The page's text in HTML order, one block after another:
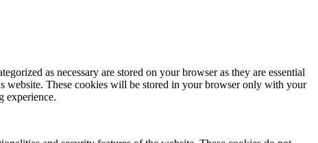
as necessary are stored on your browser as they are essential
website. These cookies will be stored in your browser only with your
experience.